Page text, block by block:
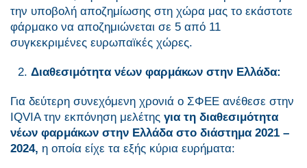
την υποβολή αποζημίωσης στη χώρα μας το εκάστοτε
φάρμακο να αποζημιώνεται σε 5 από 11
συγκεκριμένες ευρωπαϊκές χώρες.
Διαθεσιμότητα νέων φαρμάκων στην Ελλάδα:
Για δεύτερη συνεχόμενη χρονιά ο ΣΦΕΕ ανέθεσε στην
IQVIA την εκπόνηση μελέτης για τη διαθεσιμότητα
νέων φαρμάκων στην Ελλάδα στο διάστημα 2021 –
2024, η οποία είχε τα εξής κύρια ευρήματα: